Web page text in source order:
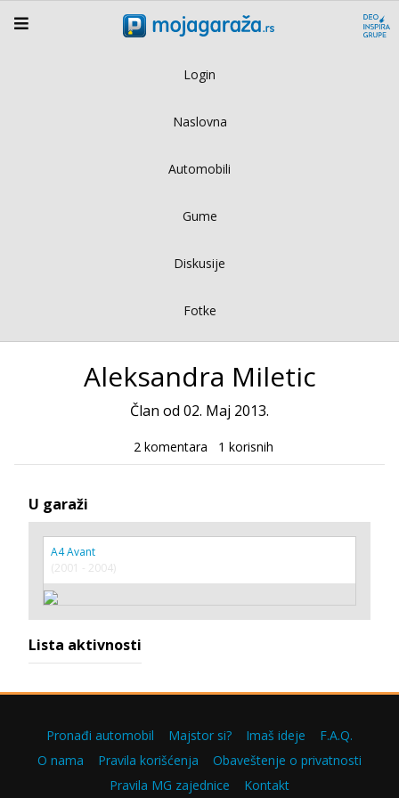
Login
Naslovna
Automobili
Gume
Diskusije
Fotke
Aleksandra Miletic
Član od 02. Maj 2013.
2 komentara 1 korisnih
U garaži
A4 Avant
(2001 - 2004)
Lista aktivnosti
Pronađi automobil Majstor si? Imaš ideje
F.A.Q.
O nama
Pravila korišćenja
Obaveštenje o privatnosti
Pravila MG zajednice
Kontakt